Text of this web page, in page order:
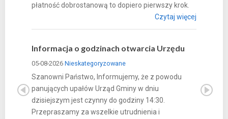
płatność dobrostanową to dopiero pierwszy krok.
Czytaj więcej
Informacja o godzinach otwarcia Urzędu
05-08-2026 Nieskategoryzowane
Szanowni Państwo, Informujemy, że z powodu
panujących upałów Urząd Gminy w dniu
dzisiejszym jest czynny do godziny 14:30.
Przepraszamy za wszelkie utrudnienia i